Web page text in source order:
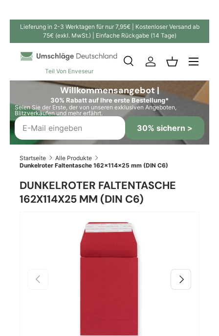
Direkt zum Inhalt
Lieferung in 2-3 Werktagen für nur 7,95€ | Kostenloser Versand ab
75€ (exkl. MwSt.) | Einfache Rückgabe (14 Tage)
Teil Von Enveseur
SuchenSuchen
SucheEinloggen
Willkommensangebot |
30% Rabatt auf Ihre erste Bestellung*
Seien Sie der Erste, der von unseren exklusiven Angeboten,
Blitzverkäufen und mehr erfährt.
30% sichern >
Startseite
Alle Produkte
Dunkelroter Faltentasche 162x114x25 mm (DIN C6)
DUNKELROTER FALTENTASCHE
162X114X25 MM (DIN C6)
Zu Produktinformationen springen
Vorherige Nächste